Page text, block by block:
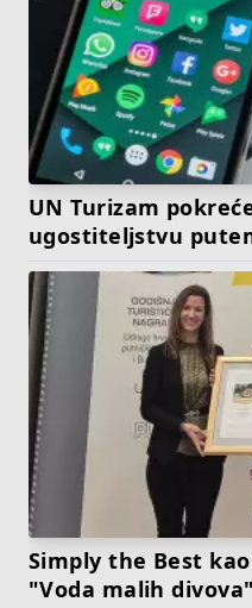
UN Turizam
ugostiteljstvu
Simply the Best
"Voda malih